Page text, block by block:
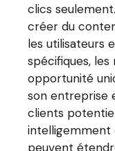
clics
créer du
les utilisateurs
spécifiques,
opportunité
son entreprise
clients
intelligemment
peuvent